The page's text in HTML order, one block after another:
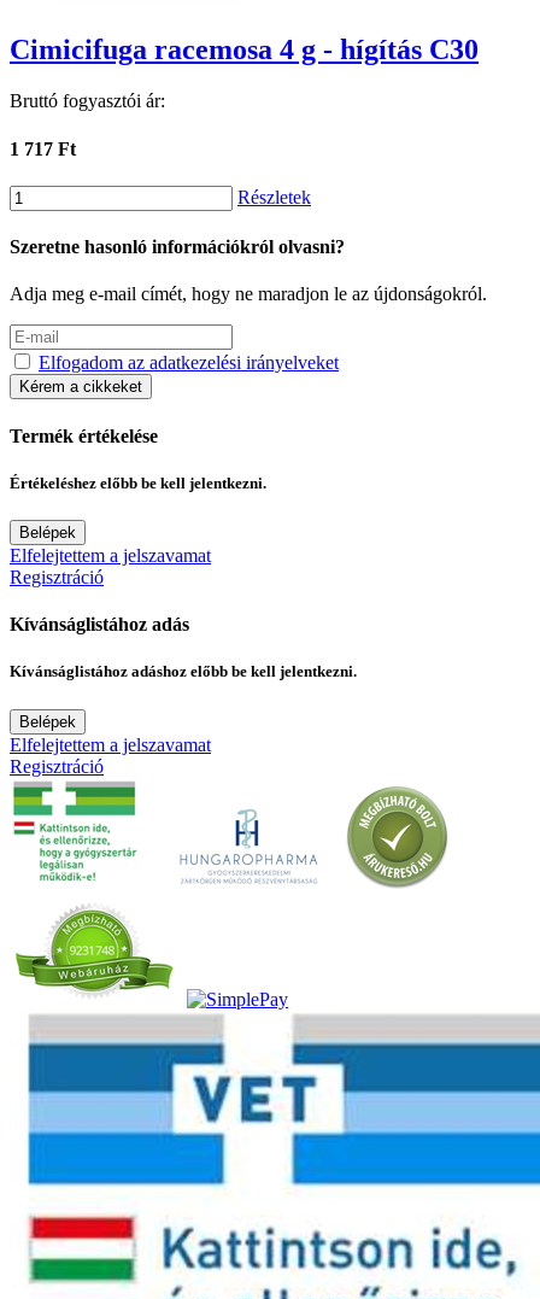
Cimicifuga racemosa 4 g - hígítás C30
Bruttó fogyasztói ár:
1 717 Ft
Részletek
Szeretne hasonló információkról olvasni?
Adja meg e-mail címét, hogy ne maradjon le az újdonságokról.
Elfogadom az adatkezelési irányelveket
Kérem a cikkeket
Termék értékelése
Értékeléshez előbb be kell jelentkezni.
Belépek
Elfelejtettem a jelszavamat
Regisztráció
Kívánságlistához adás
Kívánságlistához adáshoz előbb be kell jelentkezni.
Belépek
Elfelejtettem a jelszavamat
Regisztráció